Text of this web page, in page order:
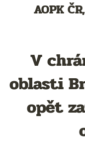
AOPK
V
oblasti
opět